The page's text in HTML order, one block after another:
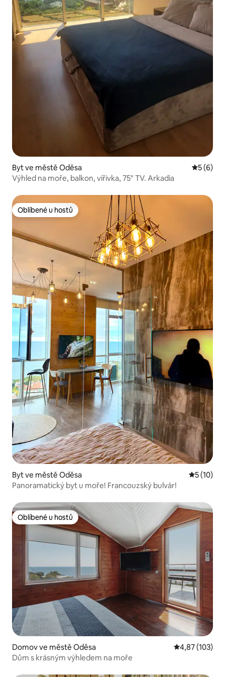
Byt ve městě Oděsa
5 (6)
Výhled na moře, balkon, vířivka, 75" TV. Arkadia
Oblíbené u hostů
Oblíbené u hostů
Byt ve městě Oděsa Průměrné
5 (10)
Panoramatický byt u moře! Francouzský bulvár!
Oblíbené u hostů
Oblíbené u hostů
Domov ve městě Oděsa Průměrné
4,87 (103)
Dům s krásným výhledem na moře